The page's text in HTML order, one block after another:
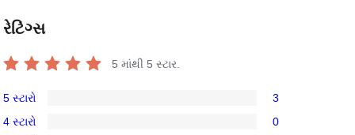
રેટિંગ્સ
5 માંથી 5 સ્ટાર.
5-
5 સ્ટારો 3
4 સ્ટારો 0